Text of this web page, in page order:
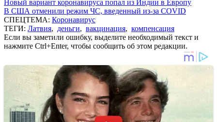
Новый вариант коронавируса попал из Индии в Европу
В США отменили режим ЧС, введенный из-за COVID
СПЕЦТЕМА: Коронавирус
ТЕГИ: Латвия, деньги, вакцинация, компенсация
Если вы заметили ошибку, выделите необходимый текст и
нажмите Ctrl+Enter, чтобы сообщить об этом редакции.